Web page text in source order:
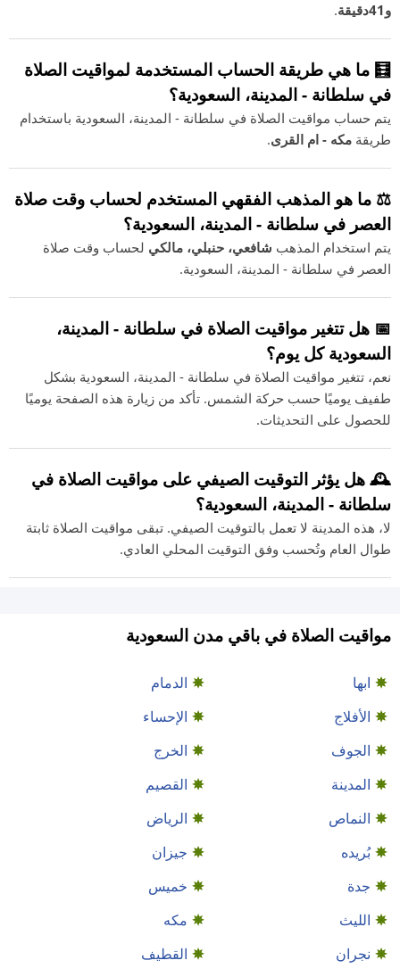
و41دقيقة
.
🧮 ما هي طريقة الحساب المستخدمة لمواقيت الصلاة
في سلطانة - المدينة، السعودية؟
يتم حساب مواقيت الصلاة في سلطانة - المدينة، السعودية باستخدام
طريقة مكه - ام القرى.
⚖️ ما هو المذهب الفقهي المستخدم لحساب وقت صلاة
العصر في سلطانة - المدينة، السعودية؟
يتم استخدام المذهب شافعي، حنبلي، مالكي لحساب وقت صلاة
العصر في سلطانة - المدينة، السعودية.
📅 هل تتغير مواقيت الصلاة في سلطانة - المدينة،
السعودية كل يوم؟
نعم، تتغير مواقيت الصلاة في سلطانة - المدينة، السعودية بشكل
طفيف يوميًا حسب حركة الشمس. تأكد من زيارة هذه الصفحة يوميًا
للحصول على التحديثات.
🕰️ هل يؤثر التوقيت الصيفي على مواقيت الصلاة في
سلطانة - المدينة، السعودية؟
لا، هذه المدينة لا تعمل بالتوقيت الصيفي. تبقى مواقيت الصلاة ثابتة
طوال العام وتُحسب وفق التوقيت المحلي العادي.
مواقيت الصلاة في باقي مدن السعودية
ابها
الدمام
الأفلاج
الإحساء
الجوف
الخرج
المدينة
القصيم
النماص
الرياض
بُريده
جيزان
جدة
خميس
الليث
مكه
نجران
القطيف